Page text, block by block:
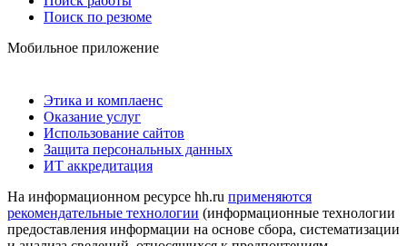
Поиск по резюме
Мобильное приложение
Этика и комплаенс
Оказание услуг
Использование сайтов
Защита персональных данных
ИТ аккредитация
На информационном ресурсе hh.ru применяются
рекомендательные технологии (информационные технологии
предоставления информации на основе сбора, систематизации